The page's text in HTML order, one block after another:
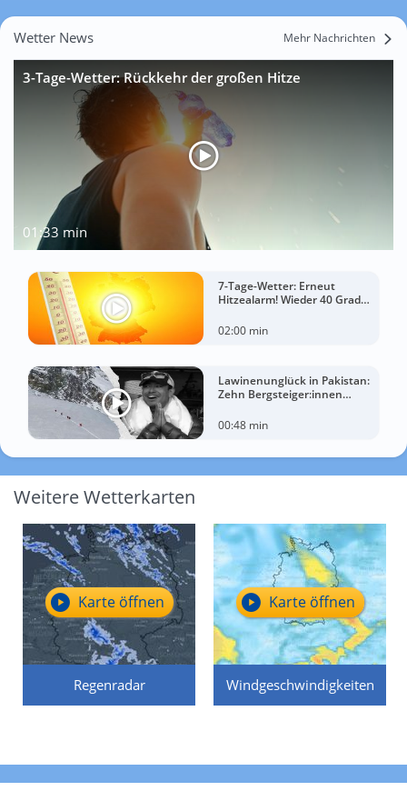
Wetter News Mehr Nachrichten
3-Tage-Wetter: Rückkehr der großen Hitze
01:33 min
7-Tage-Wetter: Erneut
Hitzealarm! Wieder 40 Grad
02:00 min
Lawinenunglück in Pakistan:
Zehn Bergsteiger:innen
00:48 min
Weitere Wetterkarten
Regenradar
Karte öffnen
Windgeschwindigkeiten
Karte öffnen